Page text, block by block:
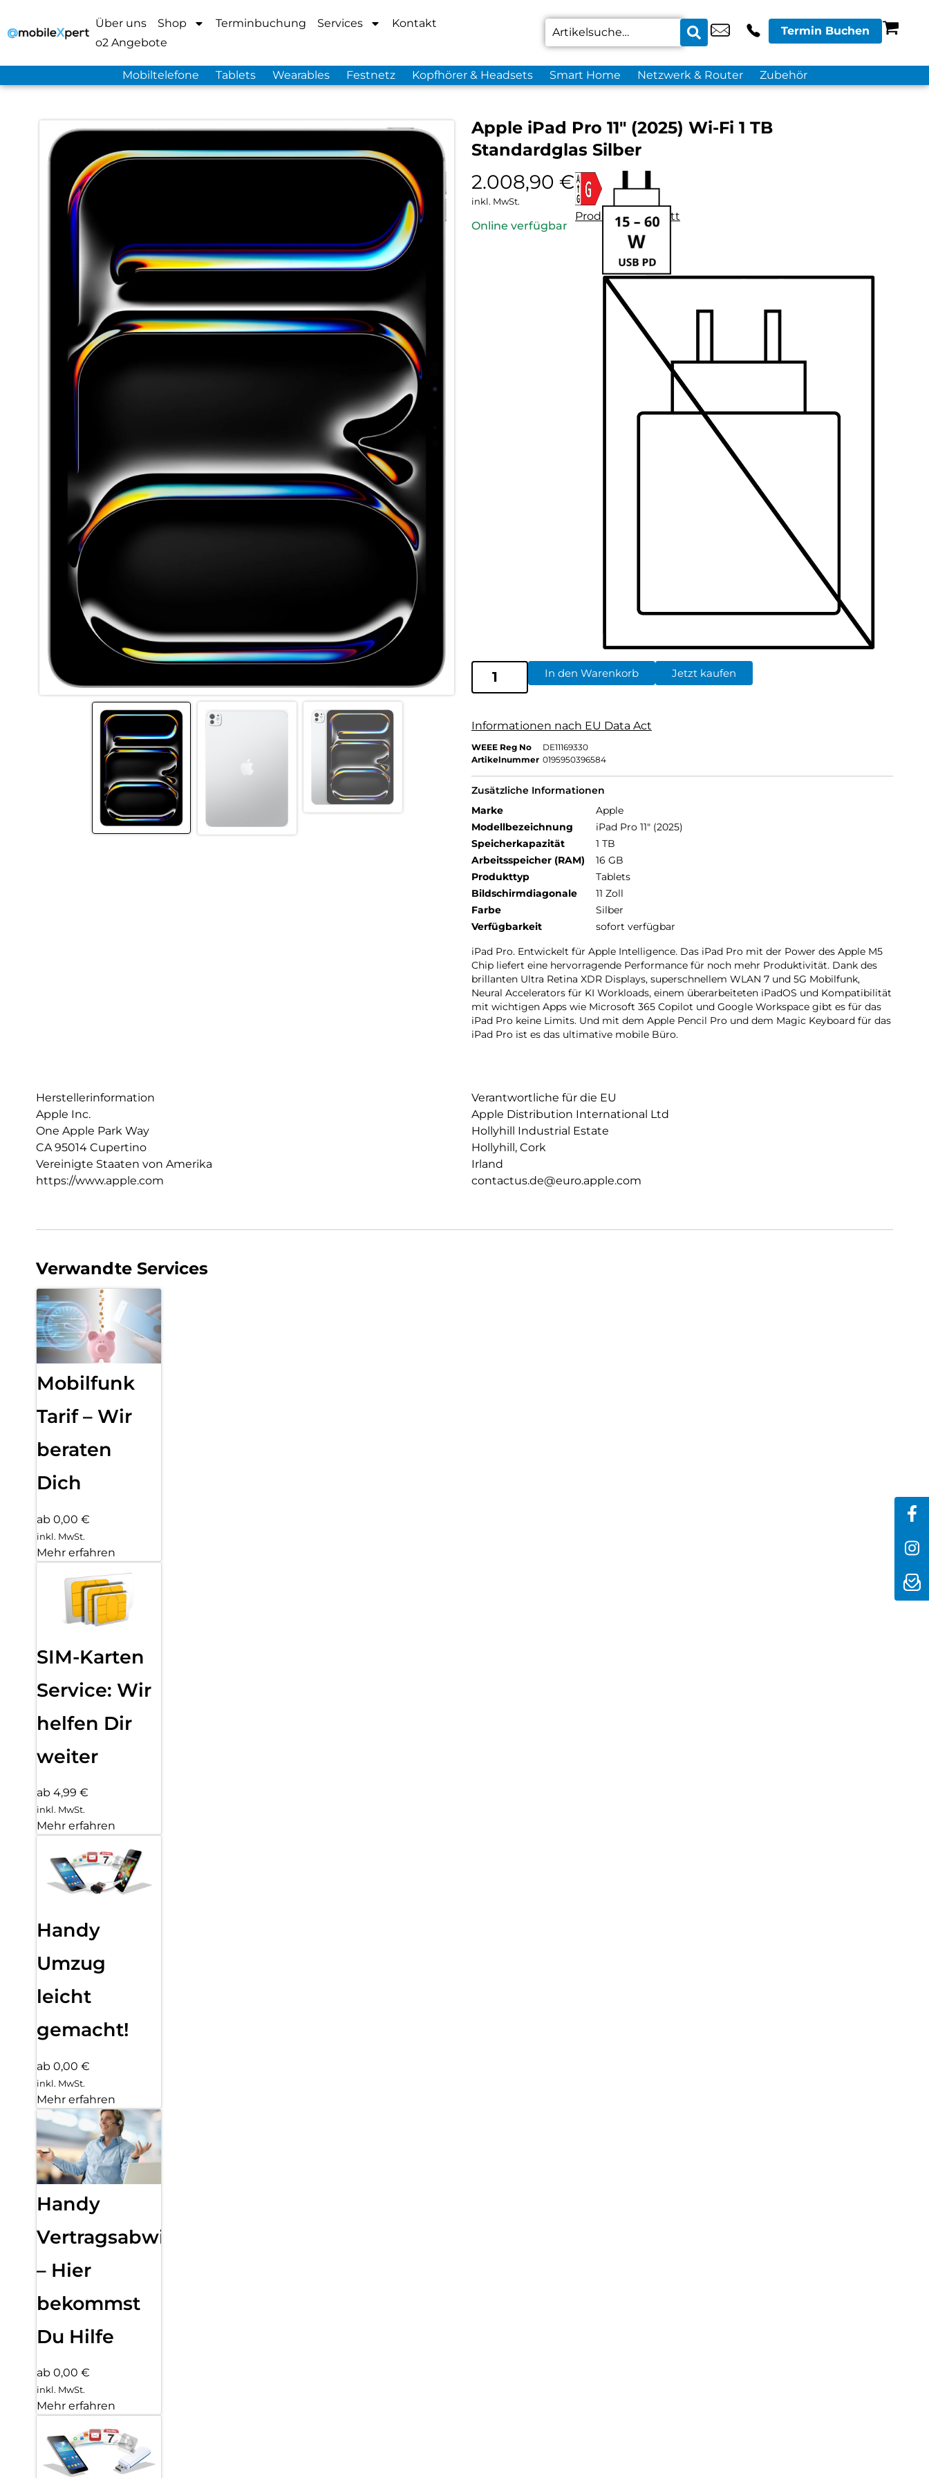
Über uns Shop Terminbuchung Services
Kontakt
o2 Angebote
Termin Buchen
Mobiltelefone Tablets Wearables Festnetz Kopfhörer & Headsets Smart Home Netzwerk & Router Zubehör
Apple iPad Pro 11″ (2025) Wi-Fi 1 TB
Standardglas Silber
2.008,90 €
inkl. MwSt.
Online verfügbar
Produktdatenblatt
In den Warenkorb Jetzt kaufen
Informationen nach EU Data Act
WEEE Reg No
DE11169330
Artikelnummer 0195950396584
Zusätzliche Informationen
Marke
Apple
Modellbezeichnung
iPad Pro 11" (2025)
Speicherkapazität
1 TB
Arbeitsspeicher (RAM)
16 GB
Produkttyp
Tablets
Bildschirmdiagonale
11 Zoll
Farbe
Silber
Verfügbarkeit
sofort verfügbar
iPad Pro. Entwickelt für Apple Intelligence. Das iPad Pro mit der Power des Apple M5
Chip liefert eine hervorragende Performance für noch mehr Produktivität. Dank des
brillanten Ultra Retina XDR Displays, superschnellem WLAN 7 und 5G Mobilfunk,
Neural Accelerators für KI Workloads, einem überarbeiteten iPadOS und Kompatibilität
mit wichtigen Apps wie Microsoft 365 Copilot und Google Workspace gibt es für das
iPad Pro keine Limits. Und mit dem Apple Pencil Pro und dem Magic Keyboard für das
iPad Pro ist es das ultimative mobile Büro.
Herstellerinformation
Apple Inc.
One Apple Park Way
CA 95014 Cupertino
Vereinigte Staaten von Amerika
https://www.apple.com
Verantwortliche für die EU
Apple Distribution International Ltd
Hollyhill Industrial Estate
Hollyhill, Cork
Irland
contactus.de@euro.apple.com
Verwandte Services
Mobilfunk
Tarif – Wir
beraten
Dich
ab 0,00 €
inkl. MwSt.
Mehr erfahren
SIM-Karten
Service: Wir
helfen Dir
weiter
ab 4,99 €
inkl. MwSt.
Mehr erfahren
Handy
Umzug
leicht
gemacht!
ab 0,00 €
inkl. MwSt.
Mehr erfahren
Handy
Vertragsabwicklung
– Hier
bekommst
Du Hilfe
ab 0,00 €
inkl. MwSt.
Mehr erfahren